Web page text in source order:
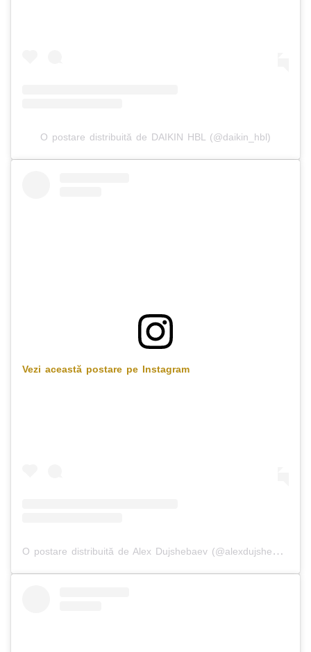
O postare distribuită de DAIKIN HBL (@daikin_hbl)
Vezi această postare pe Instagram
O postare distribuită de Alex Dujshebaev (@alexdujshebaev)